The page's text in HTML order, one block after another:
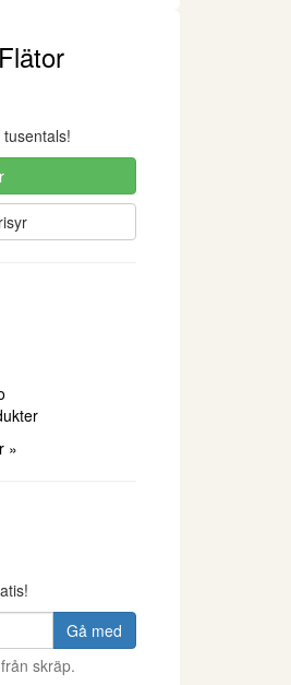
Flätor
»
Gå med
skräp.